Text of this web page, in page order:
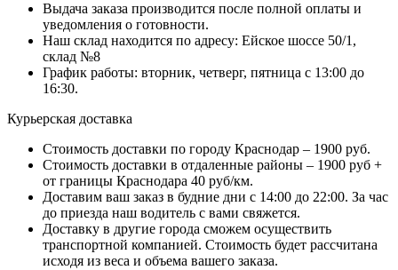
Выдача заказа производится после полной оплаты и
уведомления о готовности.
Наш склад находится по адресу: Ейское шоссе 50/1,
склад №8
График работы: вторник, четверг, пятница с 13:00 до
16:30.
Курьерская доставка
Стоимость доставки по городу Краснодар – 1900 руб.
Стоимость доставки в отдаленные районы – 1900 руб +
от границы Краснодара 40 руб/км.
Доставим ваш заказ в будние дни с 14:00 до 22:00. За час
до приезда наш водитель с вами свяжется.
Доставку в другие города сможем осуществить
транспортной компанией. Стоимость будет рассчитана
исходя из веса и объема вашего заказа.